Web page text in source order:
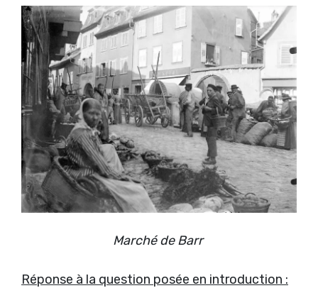
Marché de Barr
Réponse à la question posée en introduction :